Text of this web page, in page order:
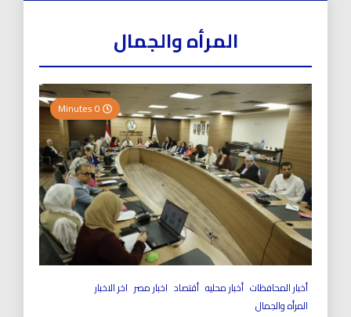
المرأه والجمال
أخبار المحافظات أخبار محليه أقتصاد اخبار مصر اخر الاخبار
المرأه والجمال